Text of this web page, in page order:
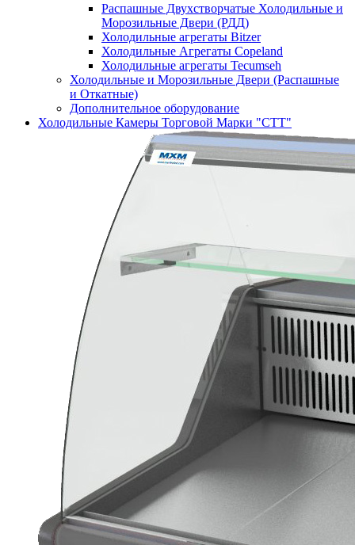
Распашные Двухстворчатые Холодильные и
Морозильные Двери (РДД)
Холодильные агрегаты Bitzer
Холодильные Агрегаты Copeland
Холодильные агрегаты Tecumseh
Холодильные и Морозильные Двери (Распашные
и Откатные)
Дополнительное оборудование
Холодильные Камеры Торговой Марки "СТТ"